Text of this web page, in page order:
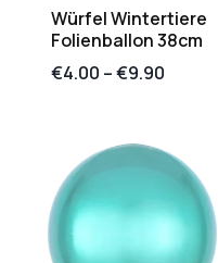
Würfel Wintertiere
Folienballon 38cm
€4.00 –€9.90